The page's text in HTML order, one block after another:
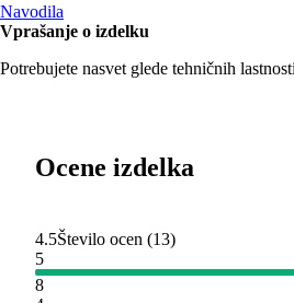
Navodila
Vprašanje o izdelku
Potrebujete nasvet glede tehničnih
Ocene izdelka
4.5Število ocen (13)
5
8